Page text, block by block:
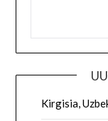
Kirgisia,